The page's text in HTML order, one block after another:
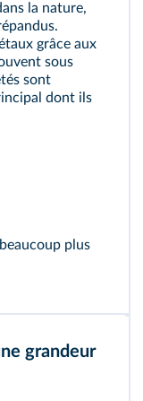
la nature,
grâce aux
sous
sont
dont ils
plus
grandeur